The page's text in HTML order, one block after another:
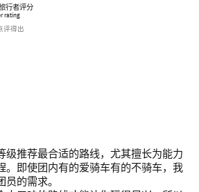
行者评分
评得出
级推荐最合适的路线，尤其擅长为能力
。即使团内有的爱骑车有的不骑车，我
的需求。